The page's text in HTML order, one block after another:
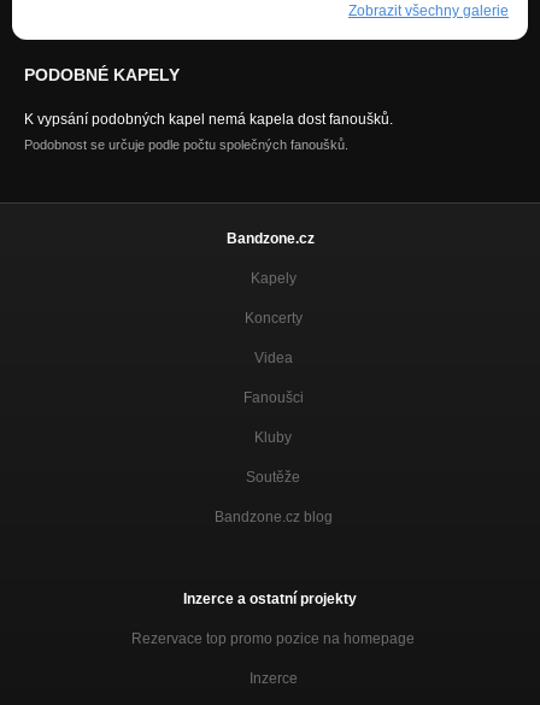
Zobrazit všechny galerie
PODOBNÉ KAPELY
K vypsání podobných kapel nemá kapela dost fanoušků.
Podobnost se určuje podle počtu společných fanoušků.
Bandzone.cz
Kapely
Koncerty
Videa
Fanoušci
Kluby
Soutěže
Bandzone.cz blog
Inzerce a ostatní projekty
Rezervace top promo pozice na homepage
Inzerce